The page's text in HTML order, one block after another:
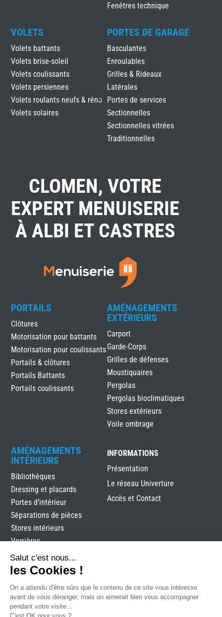
Fenêtres technique
VOLETS
Volets battants
Volets brise-soleil
Volets coulissants
Volets persiennes
Volets roulants neufs & réno
Volets solaires
PORTES DE GARAGE
Basculantes
Enroulables
Grilles & Rideaux
Latérales
Portes de services
Sectionnelles
Sectionnelles vitrées
Traditionnelles
CLOMEN, VOTRE
EXPERT MENUISERIE
À ALBI ET CASTRES
PORTAILS
Clôtures
Motorisation pour battants
Motorisation pour coulissants
Portails & clôtures
Portails Battants
Portails coulissants
AMÉNAGEMENTS
EXTÉRIEURS
Carport
Garde-Corps
Grilles de défenses
Moustiquaires
Pergolas
Pergolas bioclimatiques
Stores extérieurs
Voile ombrage
AMÉNAGEMENTS
INTÉRIEURS
Bibliothèques
Dressing et placards
Portes d’intérieur
Séparations de pièces
Stores intérieurs
Verrières
INFORMATIONS
Présentation
Le réseau Univerture
Accès et Contact
Salut c'est nous...
les Cookies !
On a attendu d'être sûrs que le contenu de ce site vous intéresse
avant de vous déranger, mais on aimerait bien vous accompagner
pendant votre visite...
C'est OK pour vous ?